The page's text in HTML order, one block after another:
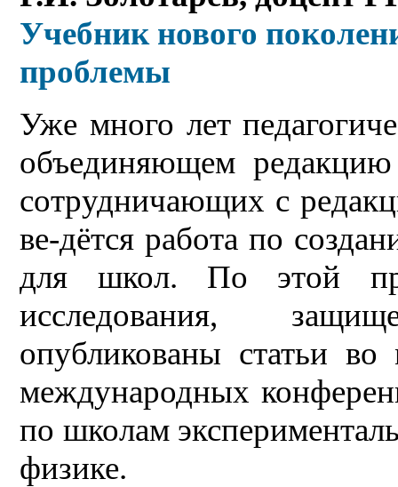
Учебник нового
проблемы
Уже много лет
объединяющем
сотрудничающих с
ве-дётся работа по
для школ. По этой
исследования,
опубликованы статьи
международных
по школам
физике.